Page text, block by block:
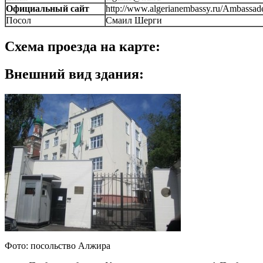
Официальный сайт
http://www.algerianembassy.ru/
Посол
Смаил Шерги
Схема проезда на карте:
Внешний вид здания:
Фото: посольство Алжира